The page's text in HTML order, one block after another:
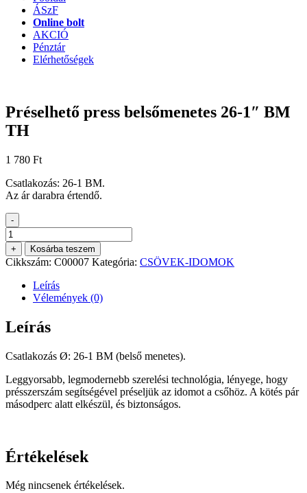
ÁSzF
Online bolt
AKCIÓ
Pénztár
Elérhetőségek
Préselhető press belsőmenetes 26-1″ BM
TH
1 780 Ft
Csatlakozás: 26-1 BM.
Az ár darabra értendő.
-
Préselhető
press
belsőmenetes
26-
mennyiség
+ Kosárba teszem
Cikkszám: C00007 Kategória: CSÖVEK-IDOMOK
Leírás
Vélemények (0)
Leírás
Csatlakozás Ø: 26-1 BM (belső menetes).
Leggyorsabb, legmodernebb szerelési technológia, lényege, hogy
présszerszám segítségével préseljük az idomot a csőhöz. A kötés pár
másodperc alatt elkészül, és biztonságos.
Értékelések
Még nincsenek értékelések.